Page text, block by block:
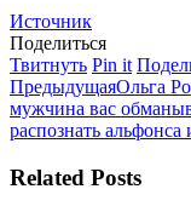
Источник
Поделиться
ТвитнутьПоделиться
в
Twitter
Pin it
в
Навигация
по
Предыдущая
запись:
Ольга
мужчина вас
распознать альфонса
Related Posts